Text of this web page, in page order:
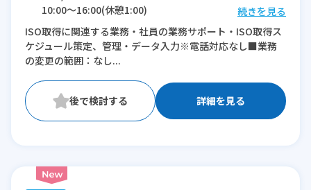
10:00〜16:00(休憩1:00)
10:00〜17:00(休憩1:00)
※残業：0時間程度/月
※時短：10:00～16：00
続きを見る
ISO取得に関連する業務・社員の業務サポート・ISO取得ス
ケジュール策定、管理・データ入力※電話対応なし■業務
の変更の範囲：なし...
詳細を見る